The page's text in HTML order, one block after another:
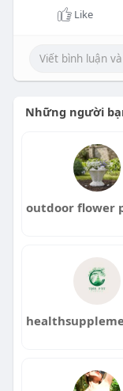
Like
Những người
outdoor flower